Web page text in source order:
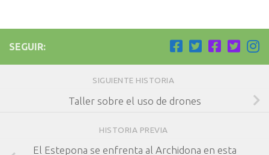
SEGUIR:
SIGUIENTE HISTORIA
Taller sobre el uso de drones
HISTORIA PREVIA
El Estepona se enfrenta al Archidona en esta